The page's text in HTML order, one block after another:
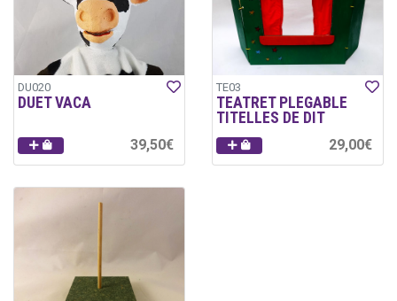
DU020
DUET VACA
39,50€
TE03
TEATRET PLEGABLE
TITELLES DE DIT
29,00€